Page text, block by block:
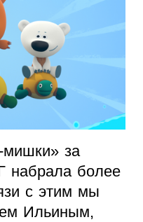
мишки» за
набрала более
с этим мы
Ильиным,